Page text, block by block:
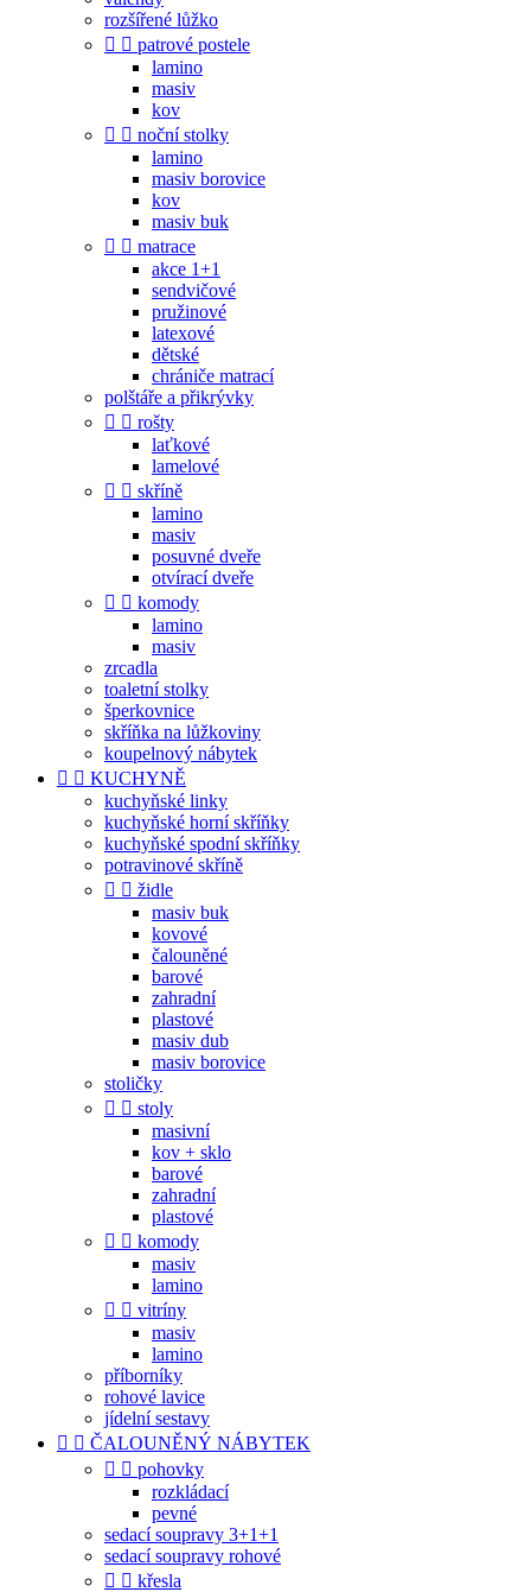
rozšířené lůžko
  patrové postele
lamino
masiv
kov
  noční stolky
lamino
masiv borovice
kov
masiv buk
  matrace
akce 1+1
sendvičové
pružinové
latexové
dětské
chrániče matrací
polštáře a přikrývky
  rošty
laťkové
lamelové
  skříně
lamino
masiv
posuvné dveře
otvírací dveře
  komody
lamino
masiv
zrcadla
toaletní stolky
šperkovnice
skříňka na lůžkoviny
koupelnový nábytek
  KUCHYNĚ
kuchyňské linky
kuchyňské horní skříňky
kuchyňské spodní skříňky
potravinové skříně
  židle
masiv buk
kovové
čalouněné
barové
zahradní
plastové
masiv dub
masiv borovice
stoličky
  stoly
masivní
kov + sklo
barové
zahradní
plastové
  komody
masiv
lamino
  vitríny
masiv
lamino
příborníky
rohové lavice
jídelní sestavy
  ČALOUNĚNÝ NÁBYTEK
  pohovky
rozkládací
pevné
sedací soupravy 3+1+1
sedací soupravy rohové
  křesla